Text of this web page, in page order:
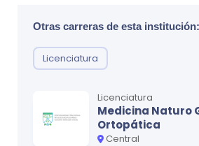
Otras carreras de esta institución:
Licenciatura
Licenciatura
Medicina Naturo
Ortopática
Central